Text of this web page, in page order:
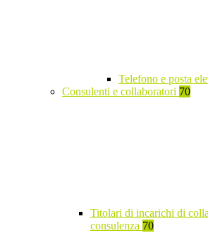
Telefono e posta
Consulenti e collaboratori 70
Titolari di incarichi di
consulenza 70